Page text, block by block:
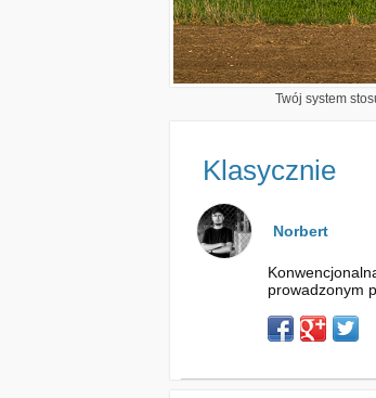
Twój system
Klasycznie
Norbert
prowadzonym